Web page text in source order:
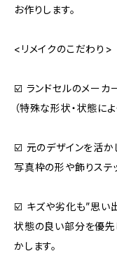
お作りします。
<リメイクのこだわり>
☑️ ランドセルのメーカ
（特殊な形状・状態に
☑️ 元のデザインを活か
写真枠の形や飾りステ
☑️ キズや劣化も”思い
状態の良い部分を優先
かします。